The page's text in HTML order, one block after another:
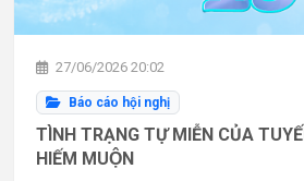
27/06/2026 20:02
Báo cáo hội nghị
TÌNH TRẠNG TỰ MIỄN CỦA
HIẾM MUỘN